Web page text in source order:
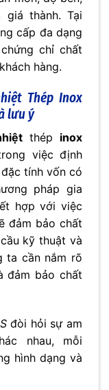
thành. Tại
cấp đa dạng
chỉ chất
hàng.
Thép Inox
lưu ý
thép inox
việc định
tính vốn có
pháp gia
hợp với việc
đảm bảo chất
kỹ thuật và
ta cần nắm rõ
đảm bảo chất
đòi hỏi sự am
nhau, mỗi
hình dạng và